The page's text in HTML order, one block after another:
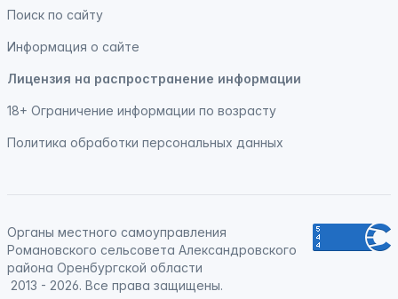
Поиск по сайту
Информация о сайте
Лицензия на распространение информации
18+ Ограничение информации по возрасту
Политика обработки персональных данных
Органы местного самоуправления
Романовского сельсовета Александровского
района Оренбургской области
2013 - 2026. Все права защищены.